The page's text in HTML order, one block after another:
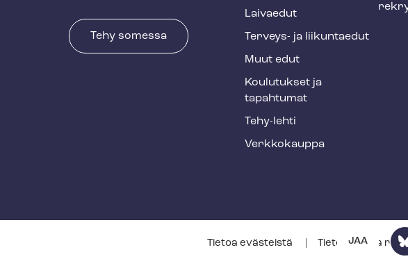
JAA
Tehy somessa
r
Laivaedut
Terveys- ja liikuntaedut
Muut edut
Koulutukset ja
tapahtumat
Tehy-lehti
Verkkokauppa
TTietoa evästeistä Tietosuoja- ja